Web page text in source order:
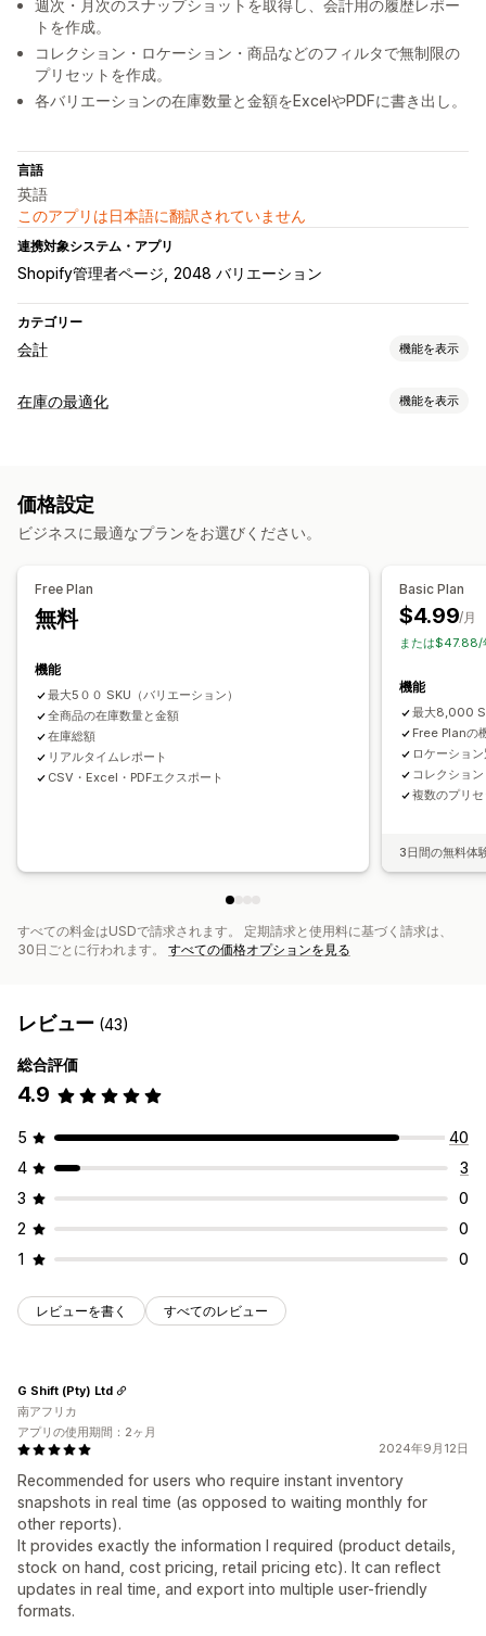
週次・月次のスナップショットを取得し、会計用の履歴レポー
トを作成。
コレクション・ロケーション・商品などのフィルタで無制限の
プリセットを作成。
各バリエーションの在庫数量と金額をExcelやPDFに書き出し。
言語
英語
このアプリは日本語に翻訳されていません
連携対象システム・アプリ
Shopify管理者ページ 2048 バリエーション
カテゴリー
会計 機能を表示
財務レポート
マルチチャネル
自動データ同期
在庫の最適化 機能を表示
SKU インポートとエクスポート
価格設定
ビジネスに最適なプランをお選びください。
Free Plan
無料
機能
最大5００ SKU（バリエーション）
全商品の在庫数量と金額
在庫総額
リアルタイムレポート
CSV・Excel・PDFエクスポート
Basic Plan
$4.99/月
または$47.88/
機能
最大8,000
Free Planの
ロケーショ
コレクショ
複数のプリ
3日間の無料体
すべての料金はUSDで請求されます。 定期請求と使用料に基づく請求は、
30日ごとに行われます。 すべての価格オプションを見る
レビュー (43)
総合評価
4.9
5
40
4
3
3
0
2
0
1
0
レビューを書く すべてのレビュー
2024年9月12日
Recommended for users who require instant inventory
snapshots in real time (as opposed to waiting monthly for
other reports).
It provides exactly the information I required (product details,
stock on hand, cost pricing, retail pricing etc). It can reflect
updates in real time, and export into multiple user-friendly
formats.
G Shift (Pty) Ltd
南アフリカ
アプリの使用期間：2ヶ月